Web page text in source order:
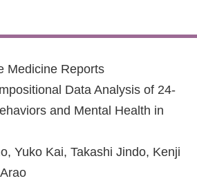
Medicine Reports
Data Analysis of 24-
and Mental Health in
Yuko Kai, Takashi Jindo, Kenji